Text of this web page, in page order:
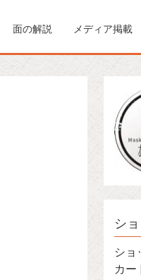
面の解説 メディア掲載
シ
ショ
カー